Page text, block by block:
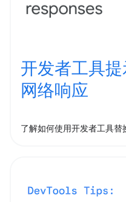
开发者工具
网络响应
了解如何使用开发者工具替